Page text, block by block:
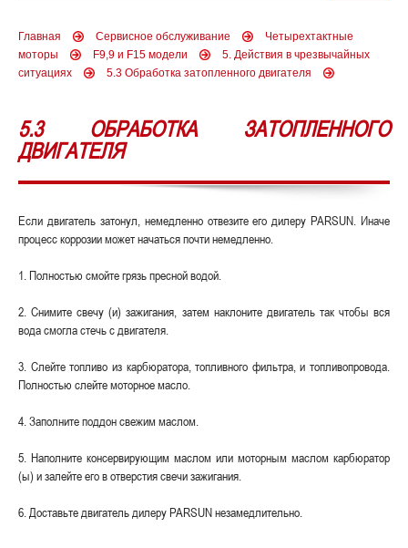
Главная Сервисное обслуживание
Четырехтактные
моторы
F9,9 и F15 модели
5. Действия в чрезвычайных
ситуациях
5.3 Обработка затопленного двигателя
5.3 ОБРАБОТКА ЗАТОПЛЕННОГО
ДВИГАТЕЛЯ
Если двигатель затонул, немедленно отвезите его дилеру PARSUN. Иначе
процесс коррозии может начаться почти немедленно.
1. Полностью смойте грязь пресной водой.
2. Снимите свечу (и) зажигания, затем наклоните двигатель так чтобы вся
вода смогла стечь с двигателя.
3. Слейте топливо из карбюратора, топливного фильтра, и топливопровода.
Полностью слейте моторное масло.
4. Заполните поддон свежим маслом.
5. Наполните консервирующим маслом или моторным маслом карбюратор
(ы) и залейте его в отверстия свечи зажигания.
6. Доставьте двигатель дилеру PARSUN незамедлительно.